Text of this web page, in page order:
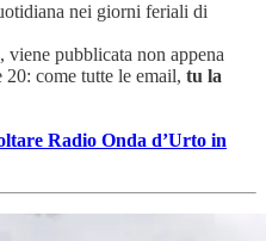
nei giorni feriali di
pubblicata non appena
come tutte le email, tu la
Radio Onda d’Urto in